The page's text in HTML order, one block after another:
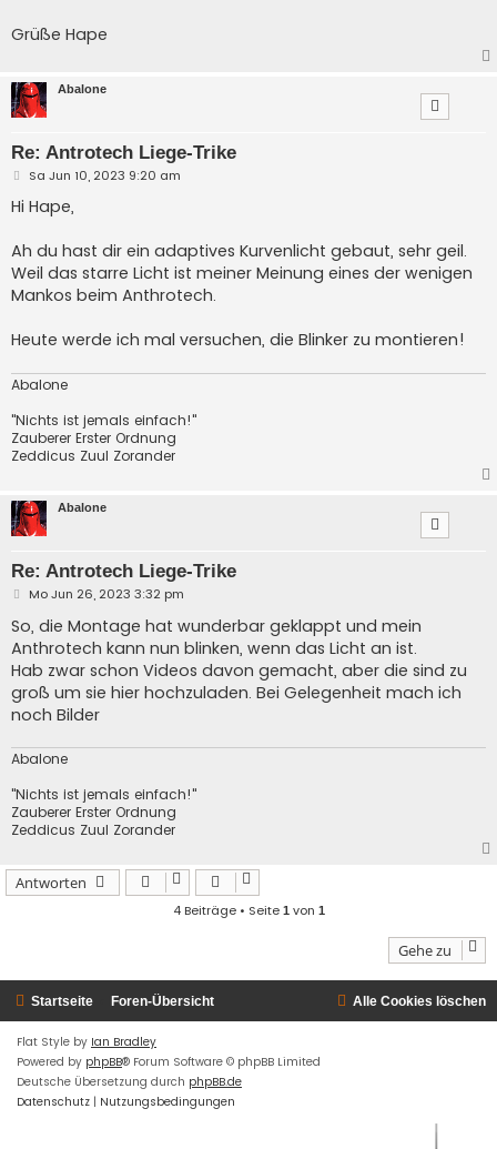
Grüße Hape
Abalone
Re: Antrotech Liege-Trike
B
a
g
Sa Jun 10, 2023 9:20 am
Hi Hape,
Ah du hast dir ein adaptives Kurvenlicht gebaut, sehr geil.
Weil das starre Licht ist meiner Meinung eines der wenigen
Mankos beim Anthrotech.
Heute werde ich mal versuchen, die Blinker zu montieren!
Abalone
"Nichts ist jemals einfach!"
Zauberer Erster Ordnung
Zeddicus Zuul Zorander
Abalone
Re: Antrotech Liege-Trike
B
i
t
r
a
g
Mo Jun 26, 2023 3:32 pm
So, die Montage hat wunderbar geklappt und mein
Anthrotech kann nun blinken, wenn das Licht an ist.
Hab zwar schon Videos davon gemacht, aber die sind zu
groß um sie hier hochzuladen. Bei Gelegenheit mach ich
noch Bilder
Abalone
"Nichts ist jemals einfach!"
Zauberer Erster Ordnung
Zeddicus Zuul Zorander
Antworten
4 Beiträge • Seite 1von 1
Gehe zu
Startseite Foren-Übersicht Alle Cookies löschen
Flat Style by Ian Bradley
Powered by phpBB® Forum Software © phpBB Limited
Deutsche Übersetzung durch phpBB.de
Datenschutz | Nutzungsbedingungen